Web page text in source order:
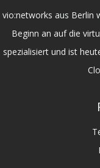
vio:networks aus Berlin
Beginn an auf die
spezialisiert und ist